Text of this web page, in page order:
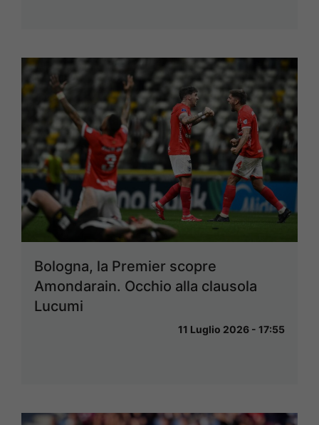
Bologna, la Premier scopre
Amondarain. Occhio alla clausola
Lucumi
11 Luglio 2026 - 17:55